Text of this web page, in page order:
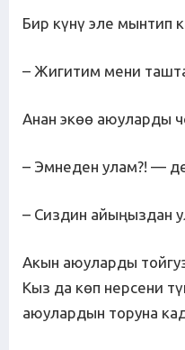
Бир күнү эле мынтип
– Жигитим мени
Анан экөө аюуларды
– Эмнеден улам?! —
– Сиздин айыңыздан
Акын аюуларды
Кыз да көп нерсени
аюулардын торуна